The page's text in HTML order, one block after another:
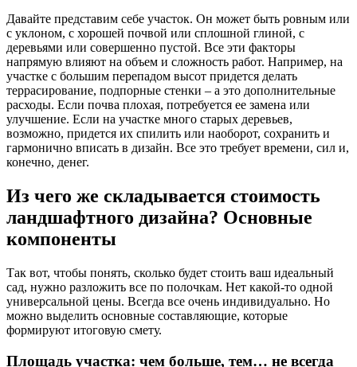
Давайте представим себе участок. Он может быть ровным или
с уклоном, с хорошей почвой или сплошной глиной, с
деревьями или совершенно пустой. Все эти факторы
напрямую влияют на объем и сложность работ. Например, на
участке с большим перепадом высот придется делать
террасирование, подпорные стенки – а это дополнительные
расходы. Если почва плохая, потребуется ее замена или
улучшение. Если на участке много старых деревьев,
возможно, придется их спилить или наоборот, сохранить и
гармонично вписать в дизайн. Все это требует времени, сил и,
конечно, денег.
Из чего же складывается стоимость
ландшафтного дизайна? Основные
компоненты
Так вот, чтобы понять, сколько будет стоить ваш идеальный
сад, нужно разложить все по полочкам. Нет какой-то одной
универсальной цены. Всегда все очень индивидуально. Но
можно выделить основные составляющие, которые
формируют итоговую смету.
Площадь участка: чем больше, тем… не всегда